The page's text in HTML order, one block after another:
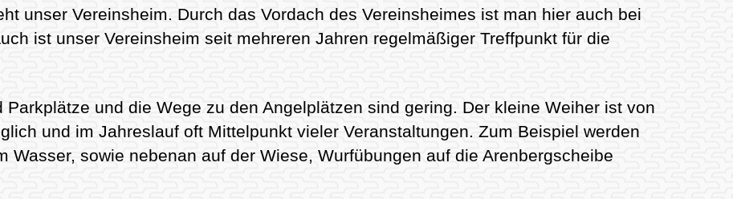
unser Vereinsheim. Durch das Vordach des Vereinsheimes ist man hier auch bei
ist unser Vereinsheim seit mehreren Jahren regelmäßiger Treffpunkt für die
und die Wege zu den Angelplätzen sind gering. Der kleine Weiher ist von
und im Jahreslauf oft Mittelpunkt vieler Veranstaltungen. Zum Beispiel werden
Wasser, sowie nebenan auf der Wiese, Wurfübungen auf die Arenbergscheibe